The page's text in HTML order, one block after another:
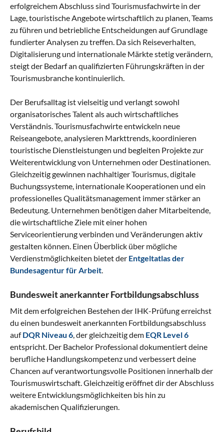
erfolgreichem Abschluss sind Tourismusfachwirte in der
Lage, touristische Angebote wirtschaftlich zu planen, Teams
zu führen und betriebliche Entscheidungen auf Grundlage
fundierter Analysen zu treffen. Da sich Reiseverhalten,
Digitalisierung und internationale Märkte stetig verändern,
steigt der Bedarf an qualifizierten Führungskräften in der
Tourismusbranche kontinuierlich.
Der Berufsalltag ist vielseitig und verlangt sowohl
organisatorisches Talent als auch wirtschaftliches
Verständnis. Tourismusfachwirte entwickeln neue
Reiseangebote, analysieren Markttrends, koordinieren
touristische Dienstleistungen und begleiten Projekte zur
Weiterentwicklung von Unternehmen oder Destinationen.
Gleichzeitig gewinnen nachhaltiger Tourismus, digitale
Buchungssysteme, internationale Kooperationen und ein
professionelles Qualitätsmanagement immer stärker an
Bedeutung. Unternehmen benötigen daher Mitarbeitende,
die wirtschaftliche Ziele mit einer hohen
Serviceorientierung verbinden und Veränderungen aktiv
gestalten können. Einen Überblick über mögliche
Verdienstmöglichkeiten bietet der Entgeltatlas der
Bundesagentur für Arbeit.
Bundesweit anerkannter Fortbildungsabschluss
Mit dem erfolgreichen Bestehen der IHK-Prüfung erreichst
du einen bundesweit anerkannten Fortbildungsabschluss
aufDQR Niveau 6, der gleichzeitig dem EQR Level 6
entspricht. Der Bachelor Professional dokumentiert deine
berufliche Handlungskompetenz und verbessert deine
Chancen auf verantwortungsvolle Positionen innerhalb der
Tourismuswirtschaft. Gleichzeitig eröffnet dir der Abschluss
weitere Entwicklungsmöglichkeiten bis hin zu
akademischen Qualifizierungen.